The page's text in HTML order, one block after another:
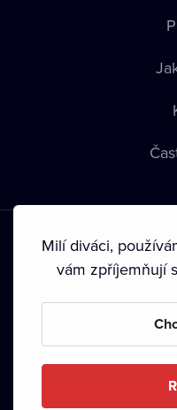
Podmínky používání •
•
Milí diváci,
vám zpříjemňují